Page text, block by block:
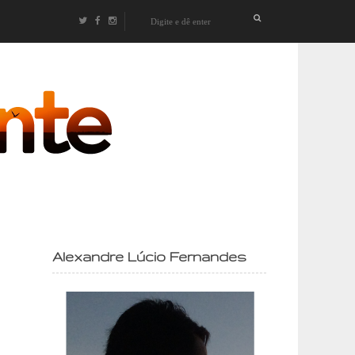
Alexandre Lúcio Fernandes